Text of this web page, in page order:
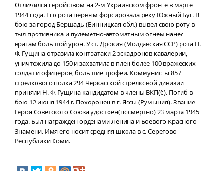
Отличился геройством на 2-м Украинском фронте в марте
1944 года. Его рота первым форсировала реку Южный Буг. В
бою за город Бершадь (Винницкая обл.) вывел свою роту в
тыл противника и пулеметно-автоматным огнем нанес
врагам большой урон. У ст. Дрокия (Молдавская ССР) рота Н.
Ф. Гущина отразила контратаки 2 эскадронов кавалерии,
уничтожила до 150 и захватила в плен более 100 вражеских
солдат и офицеров, большие трофеи. Коммунисты 857
стрелкового полка 294 Черкасской стрелковой дивизии
приняли Н. Ф. Гущина кандидатом в члены ВКП(б). Погиб в
бою 12 июня 1944 г. Похоронен в г. Яссы (Румыния).Звание
Героя Советского Союза удостоен(посмертно) 23 марта 1945
года. Был награжден орденами Ленина и Боевого Красного
Знамени. Имя его носит средняя школа в с. Серегово
Республики Коми.